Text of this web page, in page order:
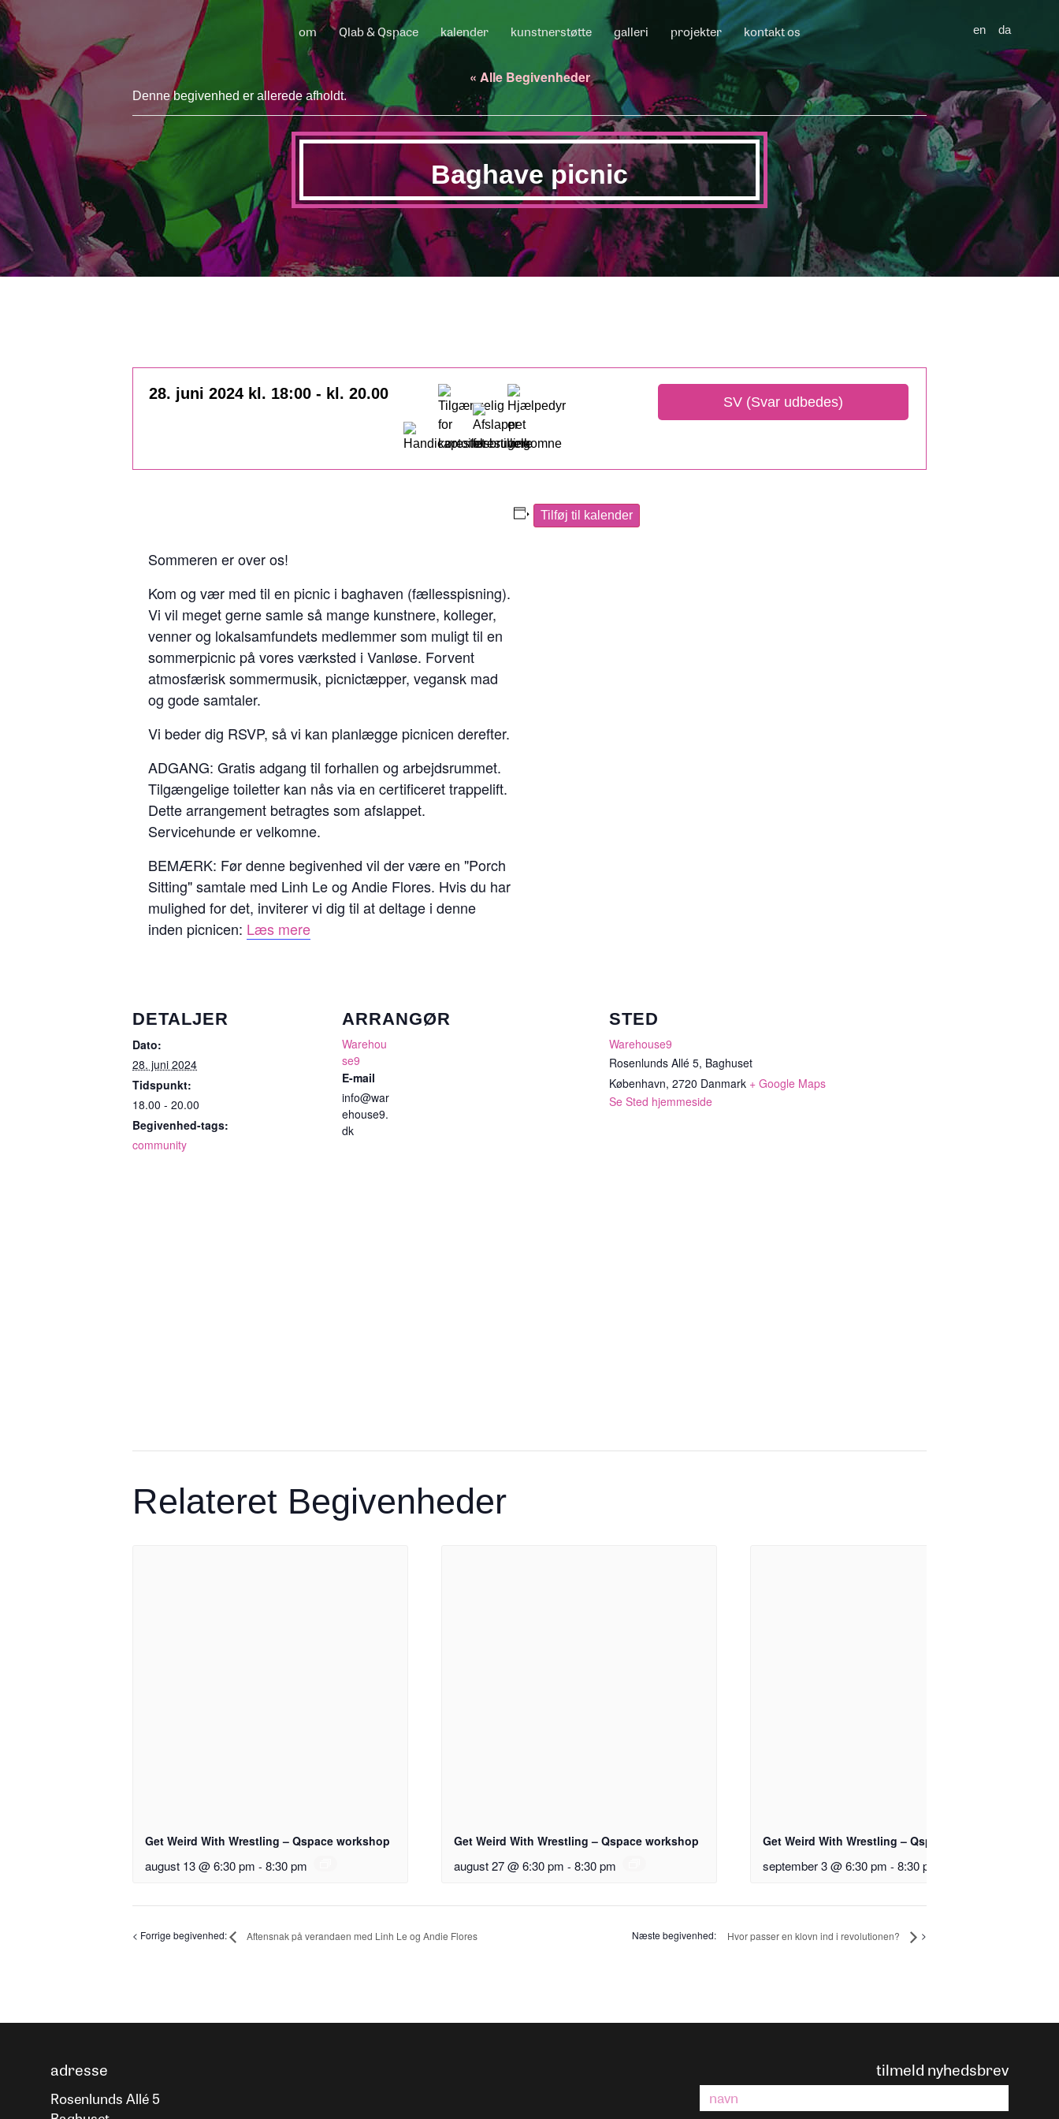
om Qlab & Qspace kalender kunstnerstøtte galleri projekter kontakt os en da
« Alle Begivenheder
Denne begivenhed er allerede afholdt.
Baghave picnic
28. juni 2024 kl. 18:00 - kl. 20.00 SV (Svar udbedes)
Sommeren er over os!
Kom og vær med til en picnic i baghaven (fællesspisning).
Vi vil meget gerne samle så mange kunstnere, kolleger,
venner og lokalsamfundets medlemmer som muligt til en
sommerpicnic på vores værksted i Vanløse. Forvent
atmosfærisk sommermusik, picnictæpper, vegansk mad
og gode samtaler.
Vi beder dig RSVP, så vi kan planlægge picnicen derefter.
ADGANG: Gratis adgang til forhallen og arbejdsrummet.
Tilgængelige toiletter kan nås via en certificeret trappelift.
Dette arrangement betragtes som afslappet.
Servicehunde er velkomne.
BEMÆRK: Før denne begivenhed vil der være en "Porch
Sitting" samtale med Linh Le og Andie Flores. Hvis du har
mulighed for det, inviterer vi dig til at deltage i denne
inden picnicen: Læs mere
Tilføj til kalender
DETALJER
Dato:
28. juni 2024
Tidspunkt:
18.00 - 20.00
Begivenhed-tags:
community
ARRANGØR
Warehou
se9
E-mail
info@war
ehouse9.
dk
STED
Warehouse9
Rosenlunds Allé 5, Baghuset
København, 2720 Danmark + Google Maps
Se Sted hjemmeside
Relateret Begivenheder
Get Weird With Wrestling – Qspace workshop
august 13 @ 6:30 pm - 8:30 pm
Get Weird With Wrestling – Qspace workshop
august 27 @ 6:30 pm - 8:30 pm
Get Weird With Wrestling – Qspace workshop
september 3 @ 6:30 pm - 8:30 pm
Aftensnak på verandaen med Linh Le og Andie Flores Hvor passer en klovn ind i revolutionen?
adresse
Rosenlunds Allé 5
tilmeld nyhedsbrev